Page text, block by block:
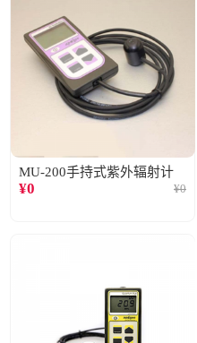
MU-200手持式紫外辐射计
¥0 ¥0